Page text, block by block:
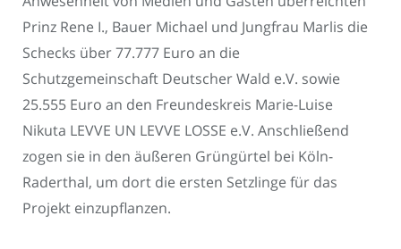
Prinz Rene I., Bauer Michael und Jungfrau Marlis die
Schecks über 77.777 Euro an die
Schutzgemeinschaft Deutscher Wald e.V. sowie
25.555 Euro an den Freundeskreis Marie-Luise
Nikuta LEVVE UN LEVVE LOSSE e.V. Anschließend
zogen sie in den äußeren Grüngürtel bei Köln-
Raderthal, um dort die ersten Setzlinge für das
Projekt einzupflanzen.